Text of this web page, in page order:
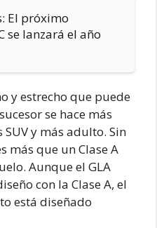
El próximo
se lanzará el año
y estrecho que puede
se hace más
y más adulto. Sin
más que un Clase A
Aunque el GLA
con la Clase A, el
está diseñado